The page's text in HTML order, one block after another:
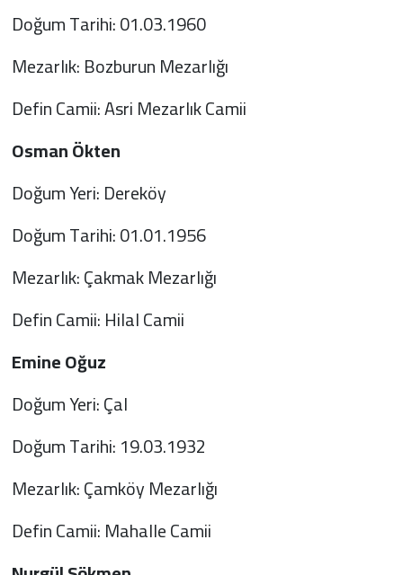
Doğum Tarihi: 01.03.1960
Mezarlık: Bozburun Mezarlığı
Defin Camii: Asri Mezarlık Camii
Osman Ökten
Doğum Yeri: Dereköy
Doğum Tarihi: 01.01.1956
Mezarlık: Çakmak Mezarlığı
Defin Camii: Hilal Camii
Emine Oğuz
Doğum Yeri: Çal
Doğum Tarihi: 19.03.1932
Mezarlık: Çamköy Mezarlığı
Defin Camii: Mahalle Camii